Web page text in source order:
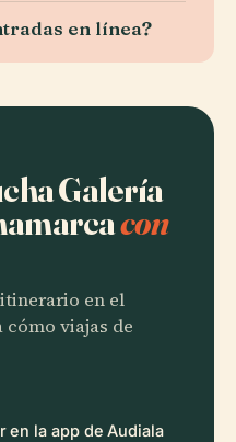
en línea?
Galería
con
en el
cómo viajas de
en la app de Audiala